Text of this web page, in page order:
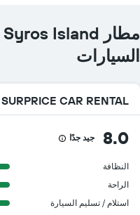
يعرض
أرخص
سعر
لسيارة
إيجار
في
السيارات
SURPRICE CAR RENTAL
8.0 جيد جدًا
النظافة
الراحة
استلام / تسليم السيارة